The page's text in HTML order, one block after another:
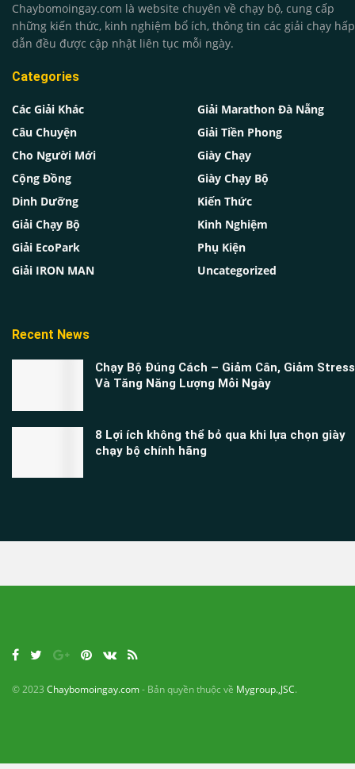
Chaybomoingay.com là website chuyên về chạy bộ, cung cấp
những kiến thức, kinh nghiệm bổ ích, thông tin các giải chạy hấp
dẫn đều được cập nhật liên tục mỗi ngày.
Categories
Các Giải Khác
Câu Chuyện
Cho Người Mới
Cộng Đồng
Dinh Dưỡng
Giải Chạy Bộ
Giải EcoPark
Giải IRON MAN
Giải Marathon Đà Nẵng
Giải Tiền Phong
Giày Chạy
Giày Chạy Bộ
Kiến Thức
Kinh Nghiệm
Phụ Kiện
Uncategorized
Recent News
Chạy Bộ Đúng Cách – Giảm Cân, Giảm Stress
Và Tăng Năng Lượng Mỗi Ngày
8 Lợi ích không thể bỏ qua khi lựa chọn giày
chạy bộ chính hãng
© 2023 Chaybomoingay.com- Bản quyền thuộc về Mygroup.,JSC.